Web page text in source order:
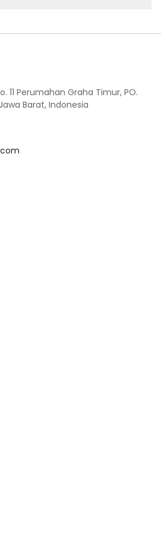
11 Perumahan Graha Timur, PO.
Barat, Indonesia